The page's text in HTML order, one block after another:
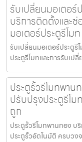
รับเปลี่ยนมอเตอ
บริการติดตั้งและซ่
มอเตอร์ประตูรีโม
รับเปลี่ยนมอเตอร์ประตู
ประตูรีโมทและการรับเป
ประตูรั้วรีโมทพา
ปรับปรุงประตูรีโม
ถูก
ประตูรั้วรีโมทพานทอง บ
ประตูรั้วอัตโนมัติ ครบวง